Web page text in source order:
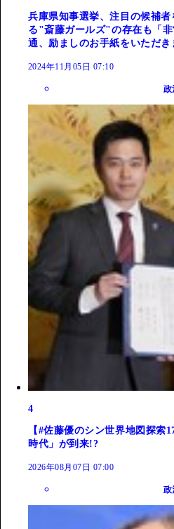
兵庫県知事選挙、注目の候補
る"斎藤ガールズ"の存在も「
通、励ましのお手紙をいただき
2024年11月05日 07:10
政
4
【#佐藤優のシン世界地図探
時代」が到来!?
2026年08月07日 07:00
政